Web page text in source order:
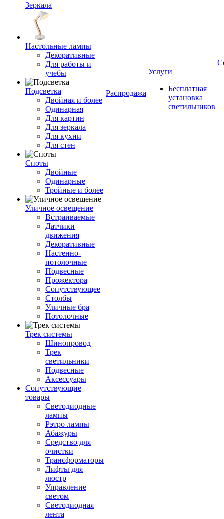
Зеркала
Настольные лампы
Декоративные
Для работы и
учебы
Подсветка
Двойная и более
Одинарная
Для картин
Для зеркала
Для кухни
Для стен
Споты
Двойные
Одинарные
Тройные и более
Уличное освещение
Встраиваемые
Датчики
движения
Декоративные
Настенно-
потолочные
Подвесные
Прожектора
Сопутствующее
Столбы
Уличные бра
Потолочные
Трек системы
Шинопровод
Трек
светильники
Подвесные
Аксессуары
Сопутствующие
товары
Светодиодные
лампы
Рэтро лампы
Абажуры
Средство для
очистки
Трансформаторы
Лифты для
люстр
Управление
светом
Светодиодная
лента
Распродажа
Услуги
Бесплатная
установка
светильников